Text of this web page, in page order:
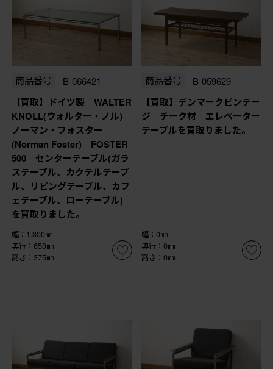
商品番号 B-066421
【買取】ドイツ製 WALTER
KNOLL(ウォルター・ノル)
ノーマン・フォスター
(Norman Foster) FOSTER
500 センターテーブル(ガラ
ステーブル、カクテルテーブ
ル、リビングテーブル、カフ
ェテーブル、ローテーブル)
を買取りました。
幅：1,300㎜
奥行：650㎜
高さ：375㎜
商品番号 B-059629
【買取】デンマークビンテー
ジ チーク材 エレベーター
テーブルを買取りました。
幅：0㎜
奥行：0㎜
高さ：0㎜